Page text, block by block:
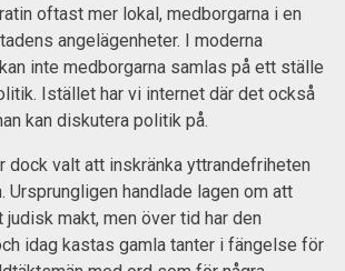
oftast mer lokal, medborgarna i en
angelägenheter. I moderna
inte medborgarna samlas på ett ställe
Istället har vi internet där det också
kan diskutera politik på.
dock valt att inskränka yttrandefriheten
Ursprungligen handlade lagen om att
makt, men över tid har den
idag kastas gamla tanter i fängelse för